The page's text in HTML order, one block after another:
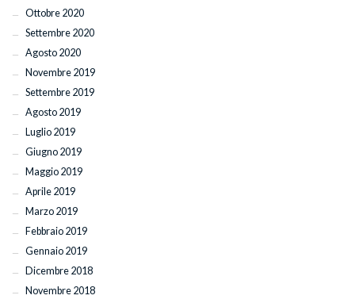
Ottobre 2020
Settembre 2020
Agosto 2020
Novembre 2019
Settembre 2019
Agosto 2019
Luglio 2019
Giugno 2019
Maggio 2019
Aprile 2019
Marzo 2019
Febbraio 2019
Gennaio 2019
Dicembre 2018
Novembre 2018